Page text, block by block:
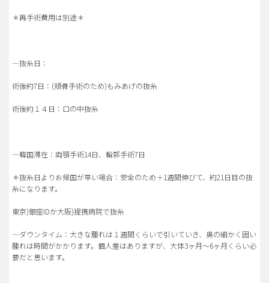
＊再手術費用は別途＊
―抜糸日：
術後約7日：(頬骨手術のため)もみあげの抜糸
術後約１４日：口の中抜糸
―韓国滞在：両顎手術14日、輪郭手術7日
＊抜糸日よりお帰国が早い場合：安全のため＋1週間伸びて、約21日目の抜
糸になります。
東京)銀座IDか大阪)提携病院で抜糸
―ダウンタイム：大きな腫れは１週間くらいで引いていき、奥の細かく固い
腫れは時間がかかります。個人差はありますが、大体3ヶ月～6ヶ月くらい必
要だと思います。